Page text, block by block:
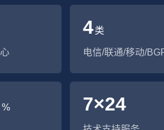
4类
电信/联通/移动/
% 7×24